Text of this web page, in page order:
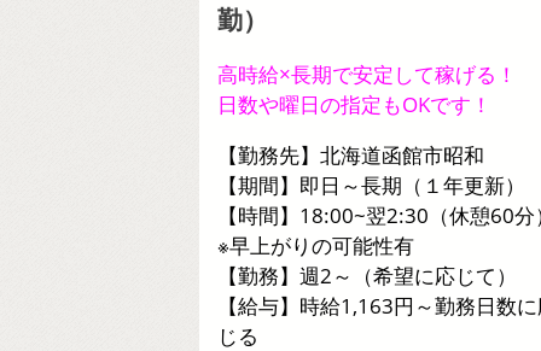
勤）
高時給×長期で安定して稼げる！
日数や曜日の指定もOKです！
【勤務先】北海道函館市昭和
【期間】即日～長期（１年更新）
【時間】18:00~翌2:30（休憩60分
※早上がりの可能性有
【勤務】週2～（希望に応じて）
【給与】時給1,163円～勤務日数
じる